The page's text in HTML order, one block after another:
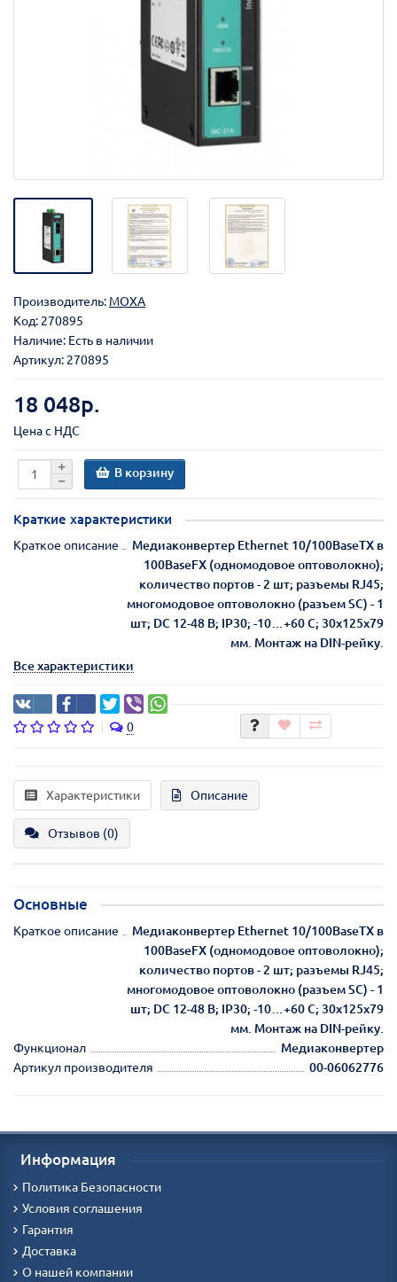
Производитель: MOXA
Код: 270895
Наличие: Есть в наличии
Артикул: 270895
18 048р.
Цена с НДС
В корзину
Краткие характеристики
Краткое описание
Медиаконвертер Ethernet 10/100BaseTX в
100BaseFX (одномодовое оптоволокно);
количество портов - 2 шт; разъемы RJ45;
многомодовое оптоволокно (разъем SC) - 1
шт; DC 12-48 В; IP30; -10…+60 C; 30x125x79
мм. Монтаж на DIN-рейку.
Все характеристики
0
Характеристики Описание
Отзывов (0)
Основные
Краткое описание
Медиаконвертер Ethernet 10/100BaseTX в
100BaseFX (одномодовое оптоволокно);
количество портов - 2 шт; разъемы RJ45;
многомодовое оптоволокно (разъем SC) - 1
шт; DC 12-48 В; IP30; -10…+60 C; 30x125x79
мм. Монтаж на DIN-рейку.
Функционал
Медиаконвертер
Артикул производителя
00-06062776
Информация
Политика Безопасности
Условия соглашения
Гарантия
Доставка
О нашей компании